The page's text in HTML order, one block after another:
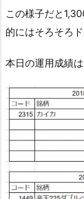
この様子だと
的にはそろそろ
本日の運用成績は